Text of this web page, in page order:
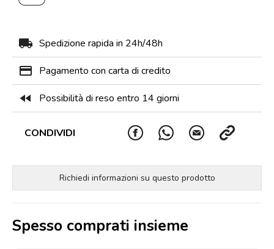
local_shipping Spedizione rapida in 24h/48h
payment Pagamento con carta di credito
fast_rewind Possibilità di reso entro 14 giorni
CONDIVIDI
Richiedi informazioni su questo prodotto
Spesso comprati insieme